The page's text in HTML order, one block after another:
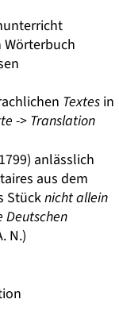
Wörterbuch
Textes in
-> Translation
anlässlich
aus dem
Stücknicht allein
Deutschen
N.)